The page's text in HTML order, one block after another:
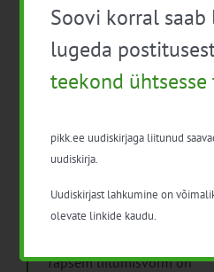
Pikk.ee
Isikuandmeid töötleme
Täpsem liitumisvorm on
Soovi korral
lugeda
teekond ühtsesse
pikk.ee uudiskirjaga liitunud
uudiskirja.
Uudiskirjast lahkumine on
olevate linkide kaudu.